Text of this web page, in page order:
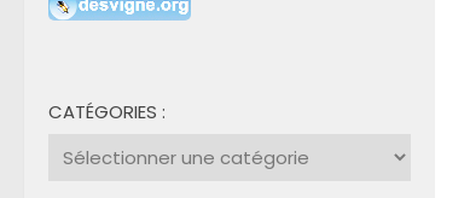
CATÉGORIES :
Catégories